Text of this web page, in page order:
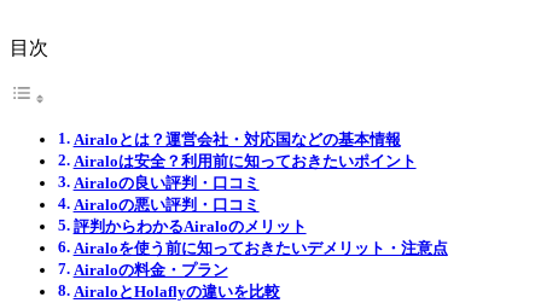
目次
Airaloとは？運営会社・対応国などの基本情報
Airaloは安全？利用前に知っておきたいポイント
Airaloの良い評判・口コミ
Airaloの悪い評判・口コミ
評判からわかるAiraloのメリット
Airaloを使う前に知っておきたいデメリット・注意点
Airaloの料金・プラン
AiraloとHolaflyの違いを比較